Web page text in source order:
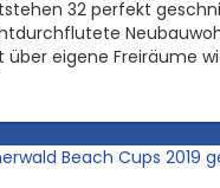
32 perfekt
eigene Freiräume